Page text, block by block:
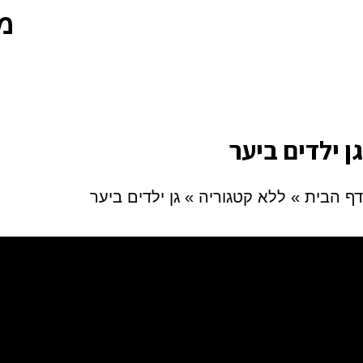
גן ילדים ביער
דף הבית » ללא קטגוריה » גן ילדים ביער